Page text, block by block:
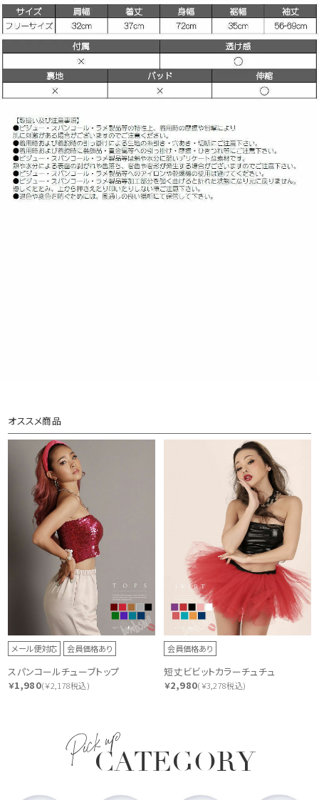
オススメ商品
メール便対応 会員価格あり
スパンコールチューブトップ
￥1,980(￥2,178税込)
会員価格あり
短丈ビビットカラーチュチュ
￥2,980(￥3,278税込)
Pick upCATEGORY